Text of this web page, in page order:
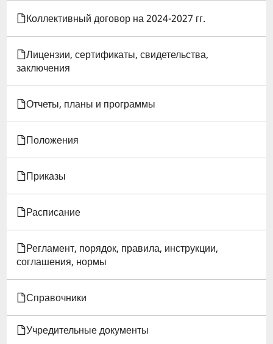
ОБЩЕЖИТИИ
№2
(
Г.
ИВАНОВО,
ШЕРЕМЕТЕВСКИЙ
ПРОСПЕКТ,
Д.
29)
Коллективный договор на 2024-2027 гг.
Лицензии, сертификаты, свидетельства,
заключения
Отчеты, планы и программы
Положения
Приказы
Расписание
Регламент, порядок, правила, инструкции,
соглашения, нормы
Справочники
Учредительные документы